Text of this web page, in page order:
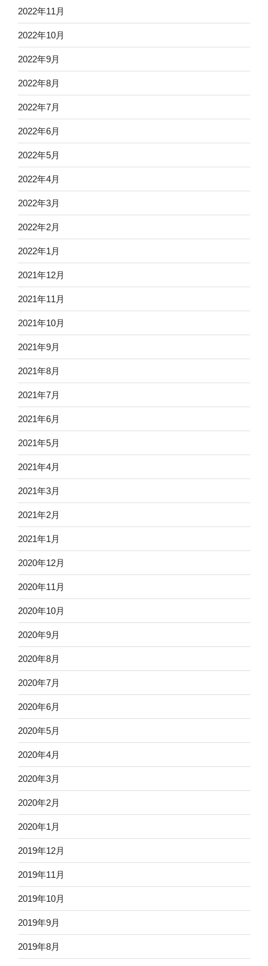
2022年11月
2022年10月
2022年9月
2022年8月
2022年7月
2022年6月
2022年5月
2022年4月
2022年3月
2022年2月
2022年1月
2021年12月
2021年11月
2021年10月
2021年9月
2021年8月
2021年7月
2021年6月
2021年5月
2021年4月
2021年3月
2021年2月
2021年1月
2020年12月
2020年11月
2020年10月
2020年9月
2020年8月
2020年7月
2020年6月
2020年5月
2020年4月
2020年3月
2020年2月
2020年1月
2019年12月
2019年11月
2019年10月
2019年9月
2019年8月